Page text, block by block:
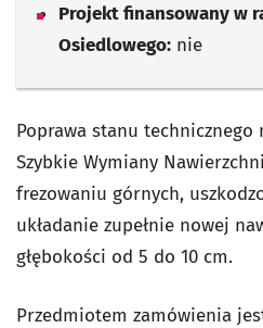
Projekt finansowany w
Osiedlowego: nie
Poprawa stanu
Szybkie Wymiany
frezowaniu górnych,
układanie zupełnie nowej
głębokości od 5 do 10 cm.
Przedmiotem zamówienia